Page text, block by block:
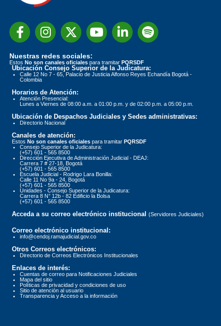
Nuestras redes sociales:
Estos No son canales oficiales para tramitar PQRSDF
Ubicación Consejo Superior de la Judicatura:
Calle 12 No 7 - 65, Palacio de Justicia Alfonso Reyes Echandía Bogotá -
Colombia
Horarios de Atención:
Atención Presencial:
Lunes a Viernes de 08:00 a.m. a 01:00 p.m. y de 02:00 p.m. a 05:00 p.m.
Ubicación de Despachos Judiciales y Sedes administrativas:
Directorio Nacional
Canales de atención:
Estos No son canales oficiales para tramitar PQRSDF
Consejo Superior de la Judicatura:
(+57) 601 - 565 8500
Dirección Ejecutiva de Administración Judicial - DEAJ:
Carrera 7 # 27-18, Bogotá
(+57) 601 - 565 8500
Escuela Judicial - Rodrigo Lara Bonilla:
Calle 11 No 9a - 24, Bogotá
(+57) 601 - 565 8500
Unidades - Consejo Superior de la Judicatura:
Carrera 8 N° 12b - 82 Edificio la Bolsa
(+57) 601 - 565 8500
Acceda a su correo electrónico institucional (Servidores Judiciales)
Correo electrónico institucional:
info@cendoj.ramajudicial.gov.co
Otros Correos electrónicos:
Directorio de Correos Electrónicos Institucionales
Enlaces de interés:
Cuentas de correo para Notificaciones Judiciales
Mapa del sitio
Políticas de privacidad y condiciones de uso
Sitio de atención al usuario
Transparencia y Acceso a la información